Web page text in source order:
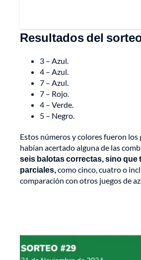
Resultados del
3 – Azul.
4 – Azul.
7 – Azul.
7 – Rojo.
4 – Verde.
5 – Negro.
Estos números y colores fueron
habían acertado alguna de las
seis balotas correctas, sino
parciales,como cinco, cuatro o
comparación con otros juegos de